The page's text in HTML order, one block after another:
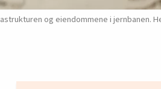
og eiendommene i jernbanen.